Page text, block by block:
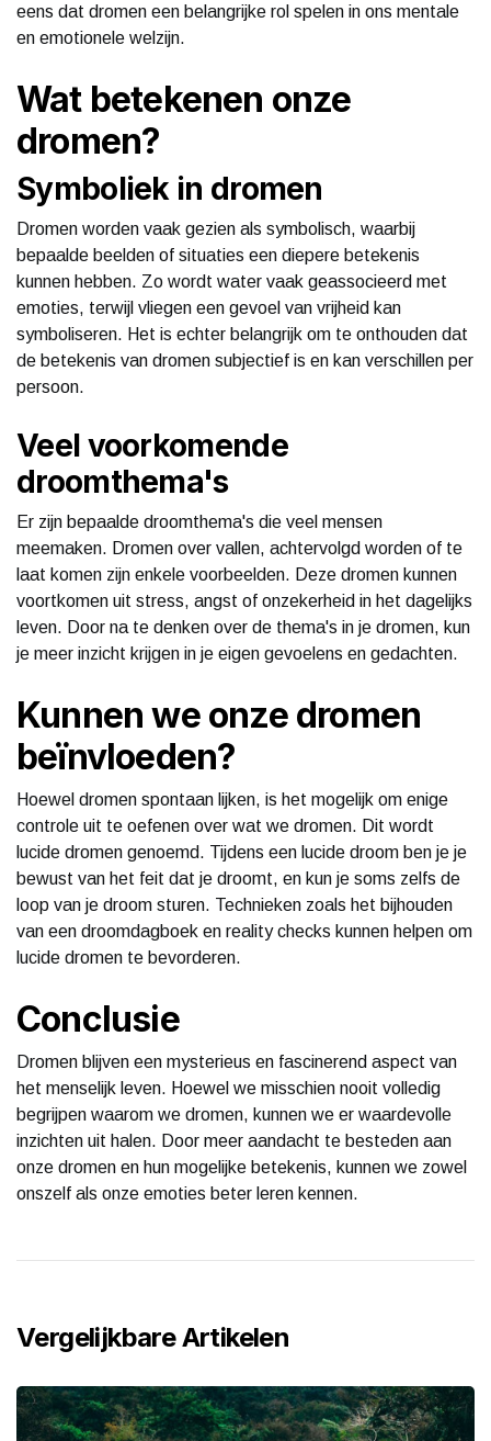
eens dat dromen een belangrijke rol spelen in ons mentale
en emotionele welzijn.
Wat betekenen onze
dromen?
Symboliek in dromen
Dromen worden vaak gezien als symbolisch, waarbij
bepaalde beelden of situaties een diepere betekenis
kunnen hebben. Zo wordt water vaak geassocieerd met
emoties, terwijl vliegen een gevoel van vrijheid kan
symboliseren. Het is echter belangrijk om te onthouden dat
de betekenis van dromen subjectief is en kan verschillen per
persoon.
Veel voorkomende
droomthema's
Er zijn bepaalde droomthema's die veel mensen
meemaken. Dromen over vallen, achtervolgd worden of te
laat komen zijn enkele voorbeelden. Deze dromen kunnen
voortkomen uit stress, angst of onzekerheid in het dagelijks
leven. Door na te denken over de thema's in je dromen, kun
je meer inzicht krijgen in je eigen gevoelens en gedachten.
Kunnen we onze dromen
beïnvloeden?
Hoewel dromen spontaan lijken, is het mogelijk om enige
controle uit te oefenen over wat we dromen. Dit wordt
lucide dromen genoemd. Tijdens een lucide droom ben je je
bewust van het feit dat je droomt, en kun je soms zelfs de
loop van je droom sturen. Technieken zoals het bijhouden
van een droomdagboek en reality checks kunnen helpen om
lucide dromen te bevorderen.
Conclusie
Dromen blijven een mysterieus en fascinerend aspect van
het menselijk leven. Hoewel we misschien nooit volledig
begrijpen waarom we dromen, kunnen we er waardevolle
inzichten uit halen. Door meer aandacht te besteden aan
onze dromen en hun mogelijke betekenis, kunnen we zowel
onszelf als onze emoties beter leren kennen.
Vergelijkbare Artikelen